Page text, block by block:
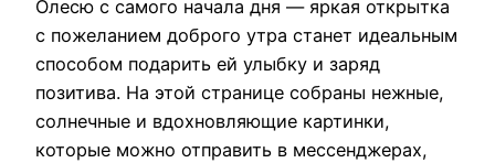
Олесю с самого начала дня — яркая открытка
с пожеланием доброго утра станет идеальным
способом подарить ей улыбку и заряд
позитива. На этой странице собраны нежные,
солнечные и вдохновляющие картинки,
которые можно отправить в мессенджерах,